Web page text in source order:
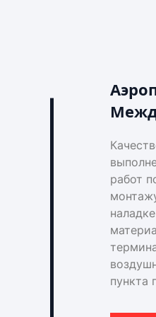
работ
пункта